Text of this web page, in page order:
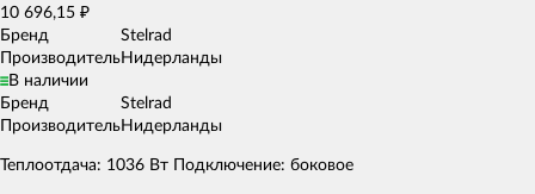
10 696,15 ₽
Бренд
Stelrad
ПроизводительНидерланды
В наличии
Бренд
Stelrad
ПроизводительНидерланды
Теплоотдача: 1036 Вт Подключение: боковое